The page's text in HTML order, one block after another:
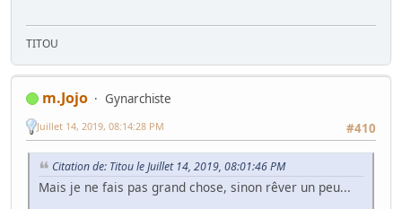
TITOU
m.Jojo
Gynarchiste
#410
Juillet 14, 2019, 08:14:28 PM
Citation de: Titou le Juillet 14, 2019, 08:01:46 PM
Mais je ne fais pas grand chose, sinon rêver un peu...